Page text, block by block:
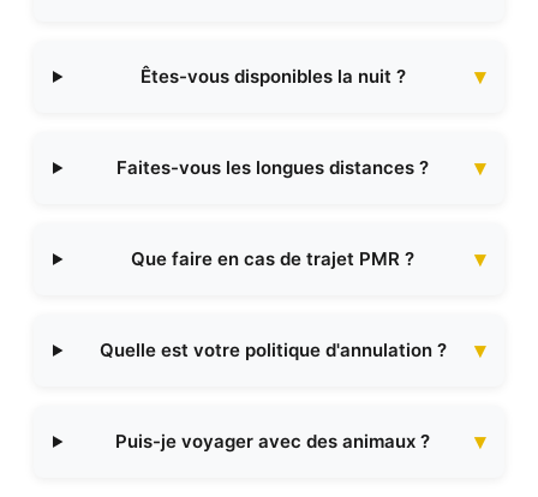
Êtes-vous disponibles la nuit ?
Faites-vous les longues distances ?
Que faire en cas de trajet PMR ?
Quelle est votre politique d'annulation ?
Puis-je voyager avec des animaux ?